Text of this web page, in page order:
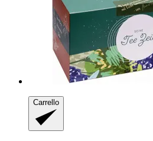
Carrello